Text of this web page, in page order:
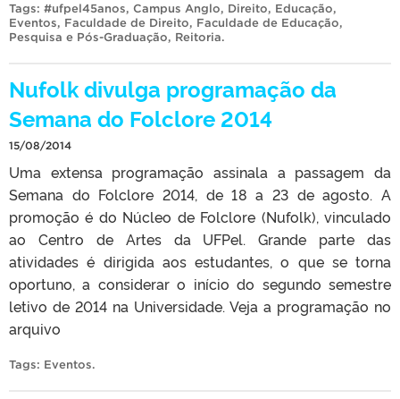
Tags: #ufpel45anos, Campus Anglo, Direito, Educação,
Eventos, Faculdade de Direito, Faculdade de Educação,
Pesquisa e Pós-Graduação, Reitoria.
Nufolk divulga programação da
Semana do Folclore 2014
15/08/2014
Uma extensa programação assinala a passagem da
Semana do Folclore 2014, de 18 a 23 de agosto. A
promoção é do Núcleo de Folclore (Nufolk), vinculado
ao Centro de Artes da UFPel. Grande parte das
atividades é dirigida aos estudantes, o que se torna
oportuno, a considerar o início do segundo semestre
letivo de 2014 na Universidade. Veja a programação no
arquivo
Tags: Eventos.